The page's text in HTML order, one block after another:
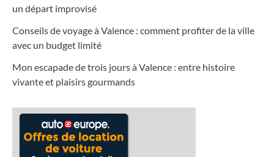
un départ improvisé
Conseils de voyage à Valence : comment profiter de la ville
avec un budget limité
Mon escapade de trois jours à Valence : entre histoire
vivante et plaisirs gourmands